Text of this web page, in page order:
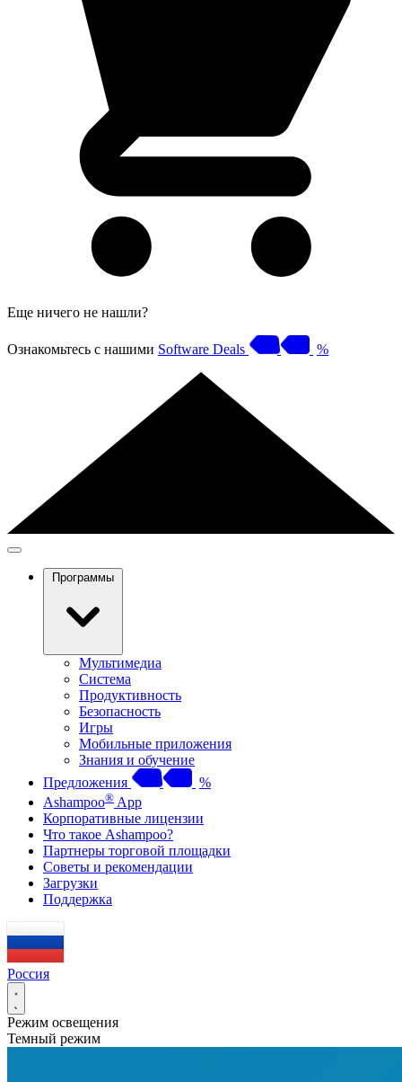
Еще ничего не нашли?
Ознакомьтесь с нашими Software Deals %
Программы
Мультимедиа
Система
Продуктивность
Безопасность
Игры
Мобильные приложения
Знания и обучение
Предложения
%
Ashampoo® App
Корпоративные лицензии
Что такое Ashampoo?
Партнеры торговой площадки
Советы и рекомендации
Загрузки
Поддержка
Россия
Режим освещения
Темный режим